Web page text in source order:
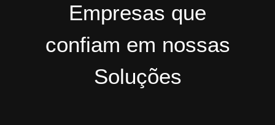
Empresas que
confiam em nossas
Soluções